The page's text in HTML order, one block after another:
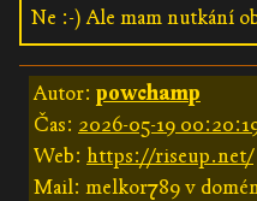
Ne :-) Ale mam nutkání
Autor: powchamp
Čas: 2026-05-19
Web: https://riseup.net/
Mail: melkor789 v